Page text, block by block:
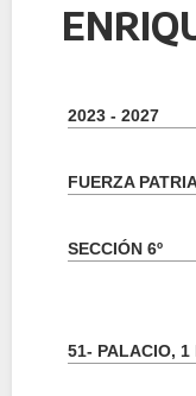
2023 - 2027
FUERZA
SECCIÓN 6º
51- PALACIO, 1